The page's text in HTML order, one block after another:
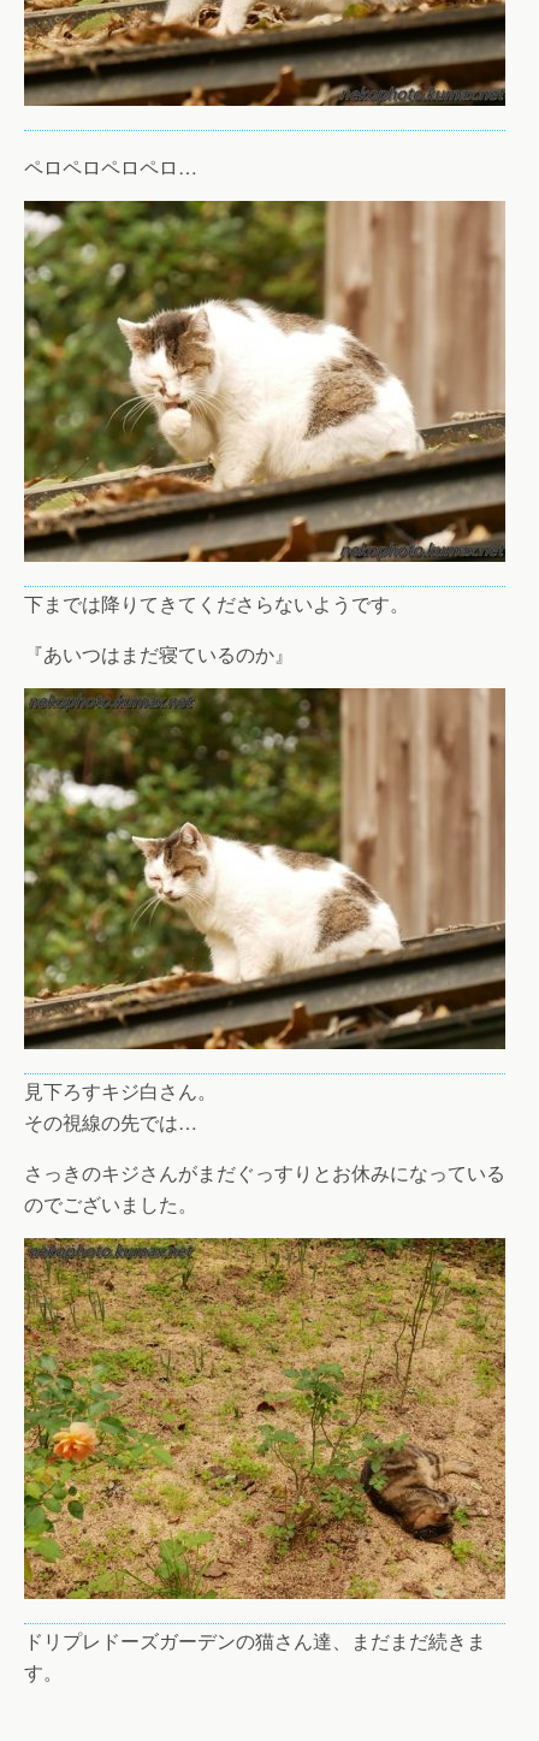
ペロペロペロペロ…
下までは降りてきてくださらないようです。
『あいつはまだ寝ているのか』
見下ろすキジ白さん。
その視線の先では…
さっきのキジさんがまだぐっすりとお休みになっている
のでございました。
ドリプレドーズガーデンの猫さん達、まだまだ続きま
す。